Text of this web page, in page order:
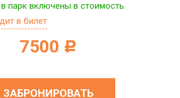
парк включены в стоимость.
в билет
7500 c
ЗАБРОНИРОВАТЬ